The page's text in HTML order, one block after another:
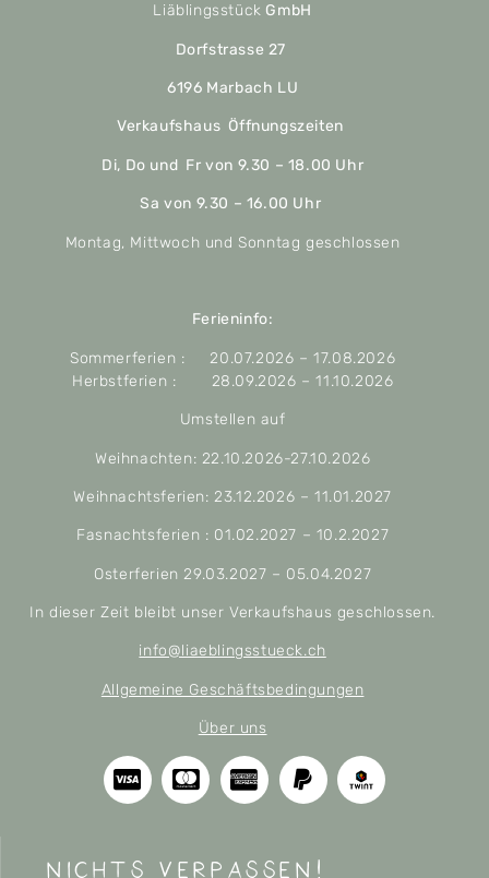
Liäblingsstück GmbH
Dorfstrasse 27
6196 Marbach LU
Verkaufshaus Öffnungszeiten
Di, Do und Fr von 9.30 – 18.00 Uhr
Sa von 9.30 – 16.00 Uhr
Montag, Mittwoch und Sonntag geschlossen
Ferieninfo:
Sommerferien : 20.07.2026 – 17.08.2026
Herbstferien : 28.09.2026 – 11.10.2026
Umstellen auf
Weihnachten: 22.10.2026-27.10.2026
Weihnachtsferien: 23.12.2026 – 11.01.2027
Fasnachtsferien : 01.02.2027 – 10.2.2027
Osterferien 29.03.2027 – 05.04.2027
In dieser Zeit bleibt unser Verkaufshaus geschlossen.
info@liaeblingsstueck.ch
Allgemeine Geschäftsbedingungen
Über uns
nichts verpassen!